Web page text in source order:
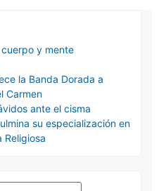
y mente
la Banda Dorada a
Carmen
ante el cisma
su especialización en
Religiosa